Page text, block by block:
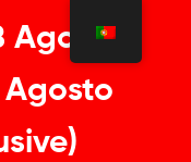
Agosto